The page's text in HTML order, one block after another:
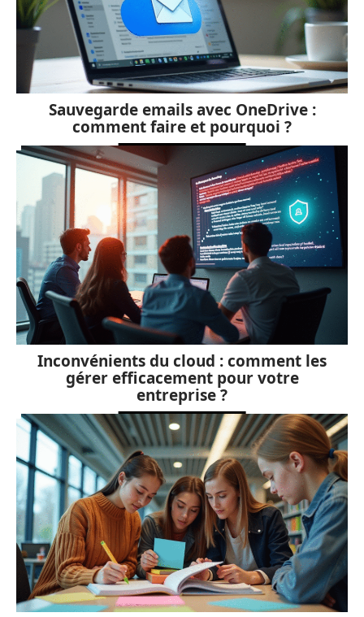
Sauvegarde emails avec OneDrive :
comment faire et pourquoi ?
Inconvénients du cloud : comment les
gérer efficacement pour votre
entreprise ?